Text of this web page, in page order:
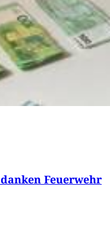
Feuerwehr